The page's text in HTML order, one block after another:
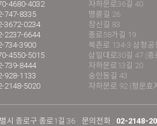
4680-4032
자하문로36길 40
747-8335
명륜길 26
3672-0234
창신길 83
2237-6644
종로58가길 19
734-3900
북촌로 134-3 삼청공
4550-5015
삼일대로30길 47 (
739-8444
자하문로13길 20
928-1133
숭인동길 43
2148-5020 자하문로 92 (청운효
시 종로구 종로1길 36 문의전화 : 02-2148-